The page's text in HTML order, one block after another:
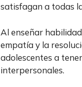
satisfagan a todas
Al enseñar
empatía y la
adolescentes a
interpersonales.